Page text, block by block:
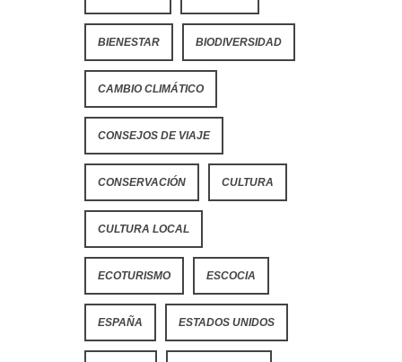
BIENESTAR BIODIVERSIDAD
CAMBIO CLIMÁTICO
CONSEJOS DE VIAJE
CONSERVACIÓN CULTURA
CULTURA LOCAL
ECOTURISMO ESCOCIA
ESPAÑA ESTADOS UNIDOS